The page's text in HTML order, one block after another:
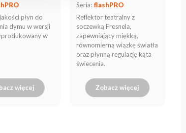
płyn do
dymu w wersji
w
więcej
Seria: flashPRO
Reflektor teatralny z
soczewką Fresnela,
zapewniający miękką,
równomierną wiązkę światła
oraz płynną regulację kąta
świecenia.
Zobacz więcej